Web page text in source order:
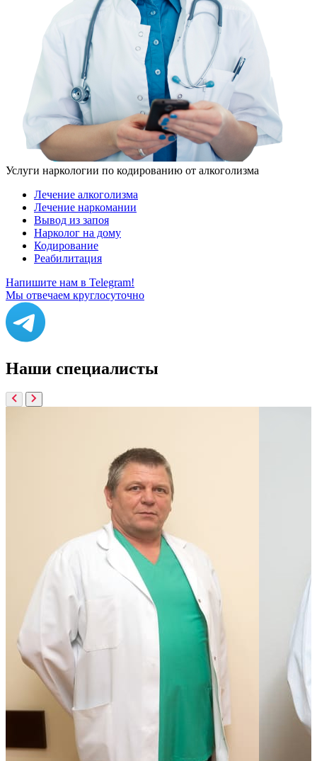
Услуги наркологии по кодированию от алкоголизма
Лечение алкоголизма
Лечение наркомании
Вывод из запоя
Нарколог на дому
Кодирование
Реабилитация
Напишите нам в Telegram!
Мы отвечаем круглосуточно
Наши специалисты